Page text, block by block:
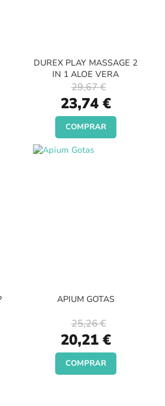
DUREX PLAY MASSAGE 2
IN 1 ALOE VERA
Special
Price
23,74 €
29,67 €
COMPRAR
APIUM GOTAS
Special
Price
20,21 €
25,26 €
COMPRAR